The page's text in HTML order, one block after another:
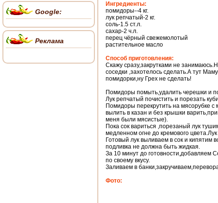
Ингредиенты:
помидоры--4 кг.
лук репчатый-2 кг.
соль-1.5 ст.л.
сахар-2 ч.л.
перец чёрный свежемолотый
растительное масло
Способ приготовления:
Скажу сразу,закрутками не
соседки ,захотелось сделать.А тут
помидорки,ну Грех не сделать!
Помидоры помыть,удалить черешки и
Лук репчатый почистить и порезать
Помидоры перекрутить на мясорубке с
вылить в казан и без крышки
меня были мясистые).
Пока сок вариться ,порезаный лук
медленном огне до кремового
Готовый лук выливаем в сок и кипятим
подливка не должна быть жидкая.
За 10 минут до
по своему вкусу.
Заливаем в
Фото:
Google:
Реклама